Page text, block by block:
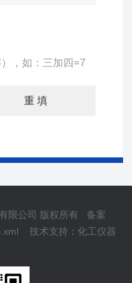
，如：三加四=7
限公司 版权所有 备案
技术支持：化工仪器